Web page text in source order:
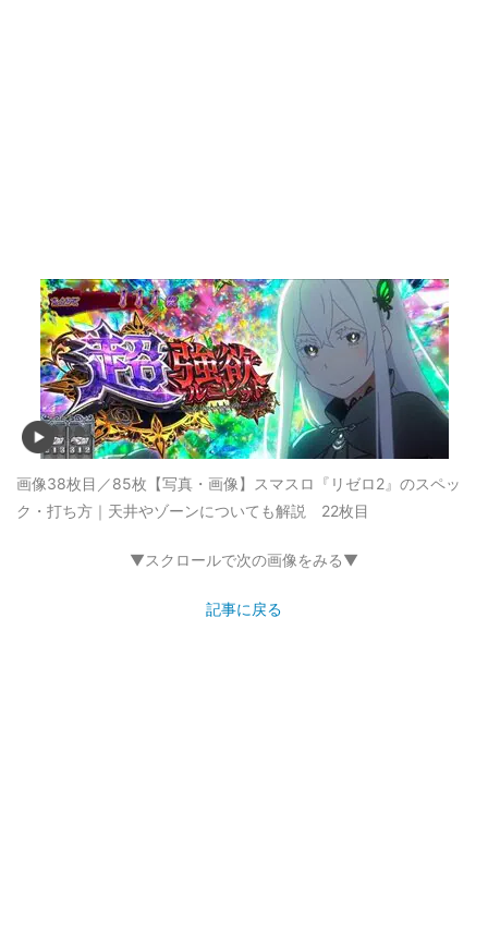
画像38枚目／85枚 【写真・画像】スマスロ『リゼロ2』のスペッ
ク・打ち方｜天井やゾーンについても解説 22枚目
▼スクロールで次の画像をみる▼
記事に戻る